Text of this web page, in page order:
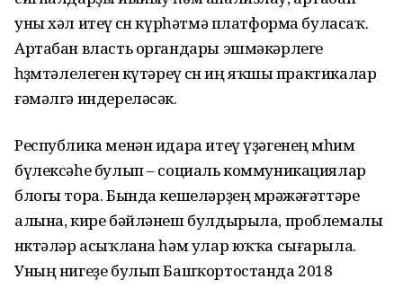
уны хәл итеү өсөн күрһәтмә платформа буласаҡ.
Артабан власть органдары эшмәкәрлеге
һөҙөмтәлелеген күтәреү өсөн иң яҡшы практикалар
ғәмәлгә индереләсәк.
Республика менән идара итеү үҙәгенең мөһим
бүлексәһе булып – социаль коммуникациялар
блогы тора. Бында кешеләрҙең мөрәжәғәттәре
алына, кире бәйләнеш булдырыла, проблемалы
нөктәләр асыҡлана һәм улар юҡҡа сығарыла.
Уның нигеҙе булып Башҡортостанда 2018